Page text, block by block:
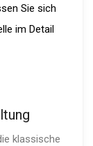
Sie sich
im Detail
klassische